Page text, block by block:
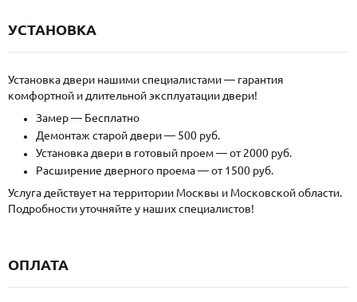
УСТАНОВКА
Установка двери нашими специалистами — гарантия
комфортной и длительной эксплуатации двери!
Замер — Бесплатно
Демонтаж старой двери — 500 руб.
Установка двери в готовый проем — от 2000 руб.
Расширение дверного проема — от 1500 руб.
Услуга действует на территории Москвы и Московской области.
Подробности уточняйте у наших специалистов!
ОПЛАТА